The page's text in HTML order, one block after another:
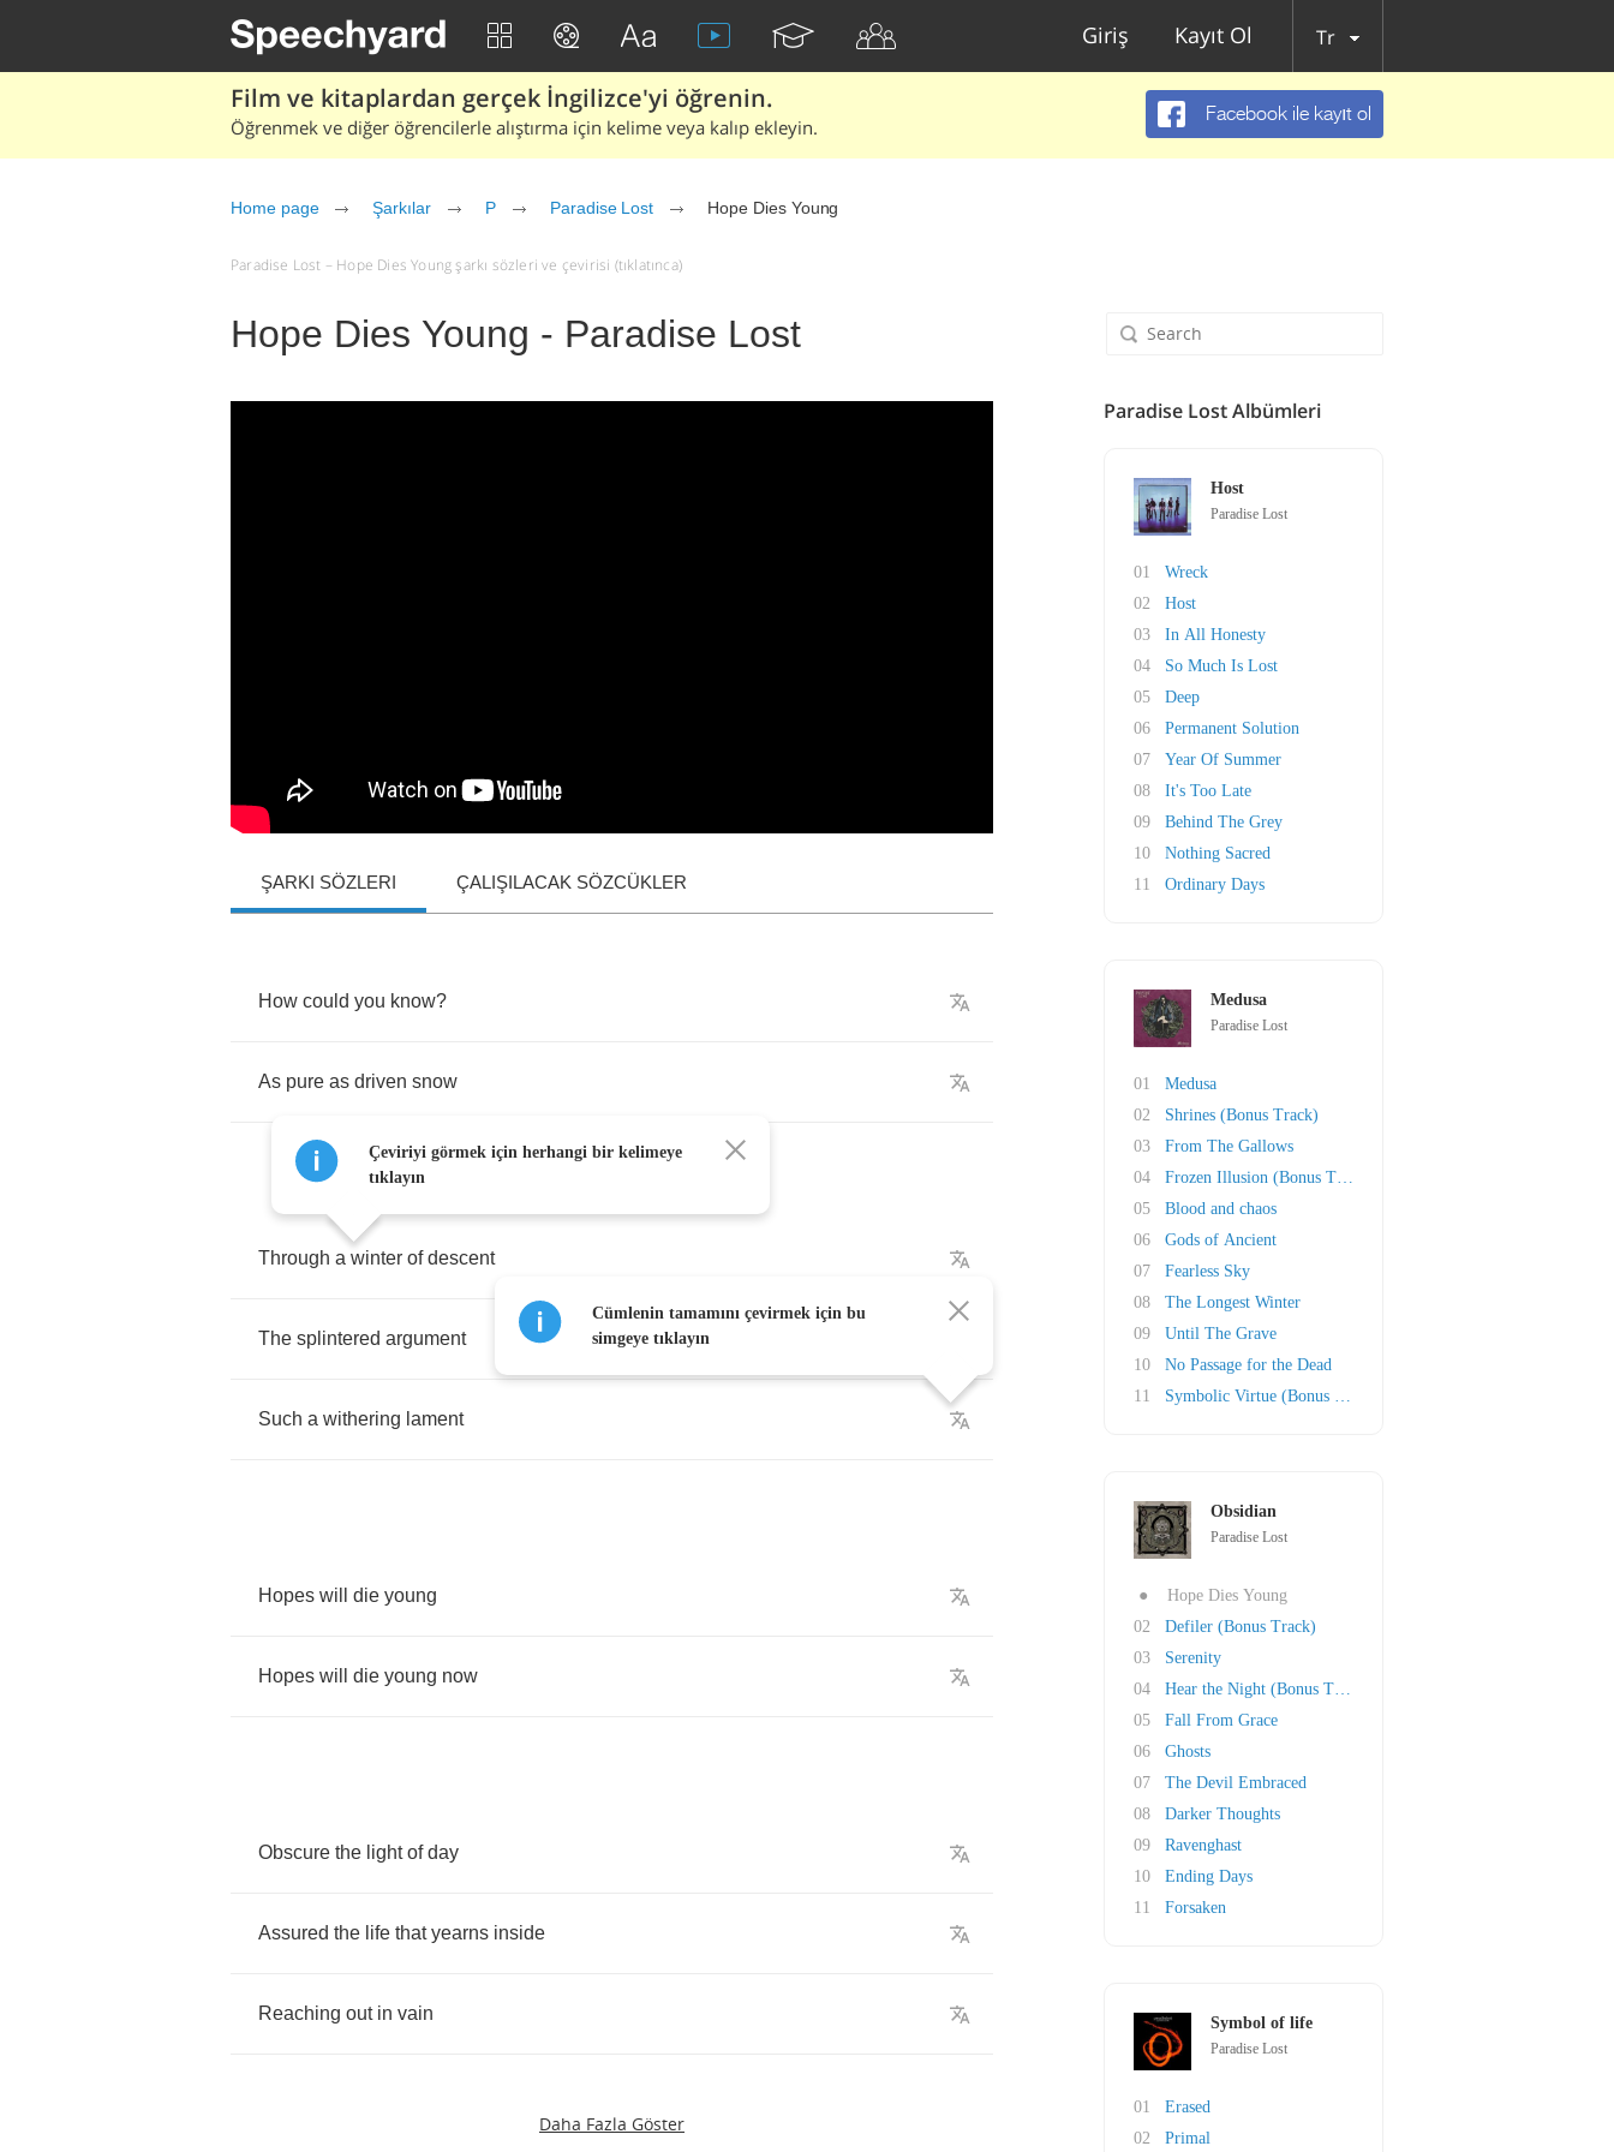
Giriş Kayıt Ol Tr
Film ve kitaplardan gerçek İngilizce'yi öğrenin.
Öğrenmek ve diğer öğrencilerle alıştırma için kelime veya kalıp ekleyin.
Facebook ile kayıt ol
Home page Şarkılar P Paradise Lost Hope Dies Young
Paradise Lost – Hope Dies Young şarkı sözleri ve çevirisi (tıklatınca)
Hope Dies Young - Paradise Lost
ŞARKI SÖZLERI ÇALIŞILACAK SÖZCÜKLER
How could you know?
As pure as driven snow
Through a winter of descent
The splintered argument
Such a withering lament
Hopes will die young
Hopes will die young now
Obscure the light of day
Assured the life that yearns inside
Reaching out in vain
Daha Fazla Göster
Çeviriyi görmek için herhangi bir kelimeye
tıklayın
Cümlenin tamamını çevirmek için bu
simgeye tıklayın
Paradise Lost Albümleri
Host
Paradise Lost
01
Wreck
02
Host
03
In All Honesty
04
So Much Is Lost
05
Deep
06
Permanent Solution
07
Year Of Summer
08
It's Too Late
09
Behind The Grey
10
Nothing Sacred
11
Ordinary Days
Medusa
Paradise Lost
01
Medusa
02
Shrines (Bonus Track)
03
From The Gallows
04
Frozen Illusion (Bonus Track)
05
Blood and chaos
06
Gods of Ancient
07
Fearless Sky
08
The Longest Winter
09
Until The Grave
10
No Passage for the Dead
11
Symbolic Virtue (Bonus Track)
Obsidian
Paradise Lost
●
Hope Dies Young
02
Defiler (Bonus Track)
03
Serenity
04
Hear the Night (Bonus Track)
05
Fall From Grace
06
Ghosts
07
The Devil Embraced
08
Darker Thoughts
09
Ravenghast
10
Ending Days
11
Forsaken
Symbol of life
Paradise Lost
01
Erased
02
Primal